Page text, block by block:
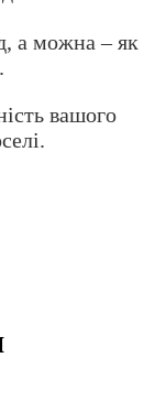
а можна – як
вашого